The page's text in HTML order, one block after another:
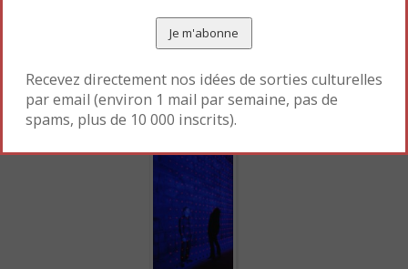
Matrix Paris
Recevez directement nos idées de sorties culturelles
par email (environ 1 mail par semaine, pas de
spams, plus de 10 000 inscrits).